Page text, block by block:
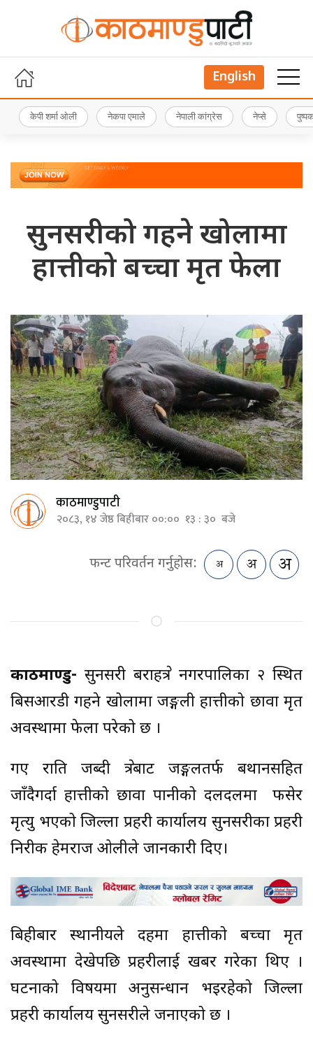
English
केपी शर्मा ओली नेकपा एमाले नेपाली कांग्रेस नेप्से
सुनसरीको गहने खोलामा
हात्तीको बच्चा मृत फेला
काठमाण्डुपाटी
२०८३, १४ जेष्ठ बिहीबार ००:०० १३ : ३० बजे
फन्ट परिवर्तन गर्नुहोस:
काठमाण्डु-सुनसरी बराहक्षेत्र नगरपालिका २ स्थित
बिसआरडी गहने खोलामा जङ्गली हात्तीको छावा मृत
अवस्थामा फेला परेको छ ।
गए राति जब्दी क्षेत्रबाट जङ्गलतर्फ बथानसहित
जाँदैगर्दा हात्तीको छावा पानीको दलदलमा फसेर
मृत्यु भएको जिल्ला प्रहरी कार्यालय सुनसरीका प्रहरी
निरीक्षक हेमराज ओलीले जानकारी दिए।
बिहीबार स्थानीयले दहमा हात्तीको बच्चा मृत
अवस्थामा देखेपछि प्रहरीलाई खबर गरेका थिए ।
घटनाको विषयमा अनुसन्धान भइरहेको जिल्ला
प्रहरी कार्यालय सुनसरीले जनाएको छ ।